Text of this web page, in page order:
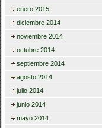
enero 2015
diciembre 2014
noviembre 2014
octubre 2014
septiembre 2014
agosto 2014
julio 2014
junio 2014
mayo 2014